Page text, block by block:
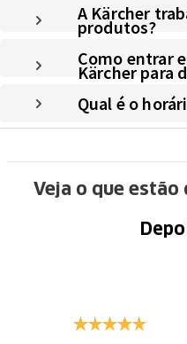
A Kärcher
produtos?
Como entrar
Kärcher para
Qual é o
Veja o que